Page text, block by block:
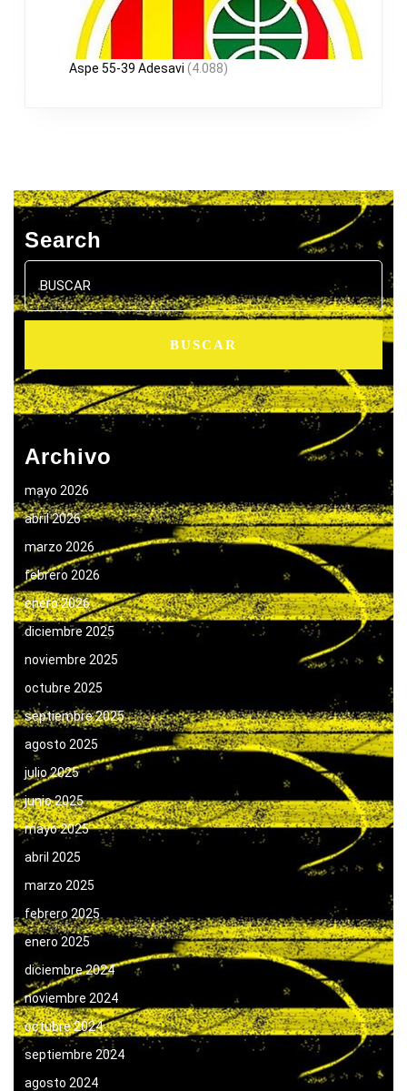
Aspe 55-39 Adesavi (4.088)
Search
Buscar:
Archivo
mayo 2026
abril 2026
marzo 2026
febrero 2026
enero 2026
diciembre 2025
noviembre 2025
octubre 2025
septiembre 2025
agosto 2025
julio 2025
junio 2025
mayo 2025
abril 2025
marzo 2025
febrero 2025
enero 2025
diciembre 2024
noviembre 2024
octubre 2024
septiembre 2024
agosto 2024